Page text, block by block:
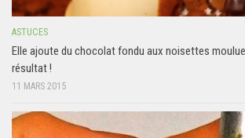
ASTUCES
Elle ajoute du chocolat fondu aux noisettes
résultat !
11 MARS 2015